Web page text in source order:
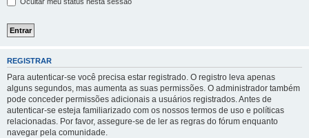
REGISTRAR
Para autenticar-se você precisa estar registrado. O registro leva apenas
alguns segundos, mas aumenta as suas permissões. O administrador também
pode conceder permissões adicionais a usuários registrados. Antes de
autenticar-se esteja familiarizado com os nossos termos de uso e políticas
relacionadas. Por favor, assegure-se de ler as regras do fórum enquanto
navegar pela comunidade.